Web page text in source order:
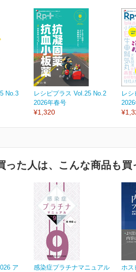
No.3
レシピプラス Vol.25 No.2
2026年春号
¥1,320
レ
った人は、こんな商品も買
ア
感染症プラチナマニュアル
ホス